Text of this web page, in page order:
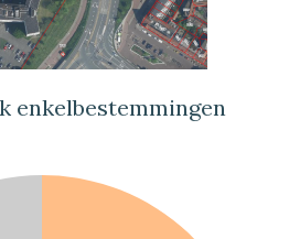
enkelbestemmingen